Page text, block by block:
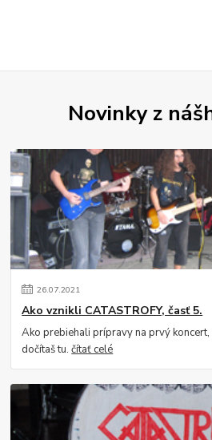
Novinky z
26.07.2021
Ako vznikli CATASTROFY, časť 5.
Ako prebiehali prípravy na prvý
dočítaš tu.čítať celé